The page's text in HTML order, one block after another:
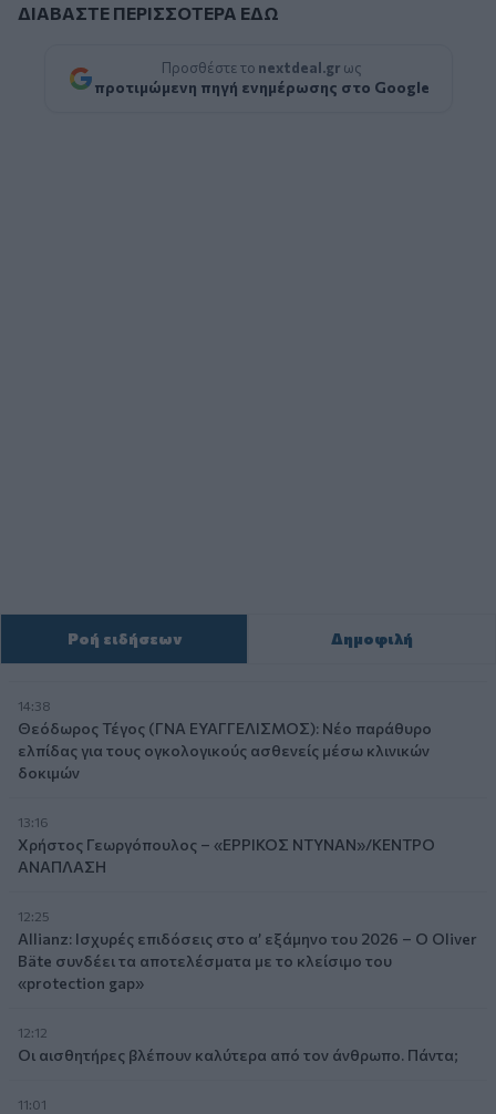
ΔΙΑΒΑΣΤΕ ΠΕΡΙΣΣΟΤΕΡΑ ΕΔΩ
Προσθέστε το nextdeal.gr ως
προτιμώμενη πηγή ενημέρωσης στο Google
Ροή ειδήσεων Δημοφιλή
14:38
Θεόδωρος Τέγος (ΓΝΑ ΕΥΑΓΓΕΛΙΣΜΟΣ): Νέο παράθυρο
ελπίδας για τους ογκολογικούς ασθενείς μέσω κλινικών
δοκιμών
13:16
Χρήστος Γεωργόπουλος – «ΕΡΡΙΚΟΣ ΝΤΥΝΑΝ»/ΚΕΝΤΡΟ
ΑΝΑΠΛΑΣΗ
12:25
Allianz: Ισχυρές επιδόσεις στο α’ εξάμηνο του 2026 – Ο Oliver
Bäte συνδέει τα αποτελέσματα με το κλείσιμο του
«protection gap»
12:12
Οι αισθητήρες βλέπουν καλύτερα από τον άνθρωπο. Πάντα;
11:01